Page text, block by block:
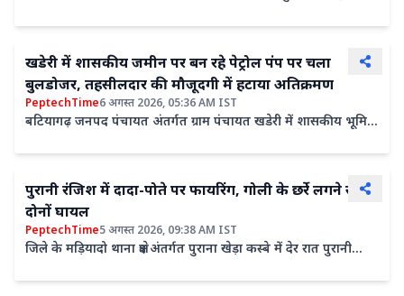
खडेरी में शासकीय जमीन पर बन रहे पेट्रोल पंप पर चला
बुलडोजर, तहसीलदार की मौजूदगी में हटाया अतिक्रमण
PeptechTime6 अगस्त 2026, 05:36 AM IST
बटियागढ़ जनपद पंचायत अंतर्गत ग्राम पंचायत खडेरी में शासकीय भूमि
पुरानी रंजिश में दादा-पोते पर फायरिंग, गोली के छर्रे लगने से
दोनों घायल
PeptechTime5 अगस्त 2026, 09:38 AM IST
जिले के मड़ियादो थाना क्षेत्र अंतर्गत पुराना खेड़ा कस्बे में देर रात पुरानी